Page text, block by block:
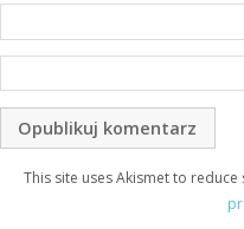
This site uses Akismet to reduce